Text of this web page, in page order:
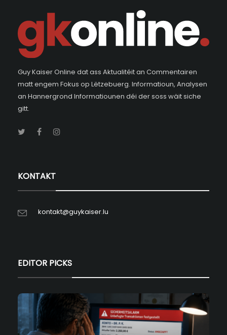
Guy Kaiser Online dat ass Aktualitéit an Commentairen
matt engem Fokus op Lëtzebuerg. Informatioun, Analysen
an Hannergrond Informatiounen déi der soss wäit siche
gitt.
KONTAKT
kontakt@guykaiser.lu
EDITOR PICKS